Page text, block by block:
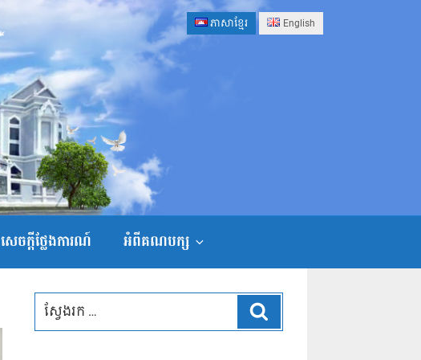
ភាសាខ្មែរ English
សេចក្ដីថ្លែងការណ៍ អំពីគណបក្ស